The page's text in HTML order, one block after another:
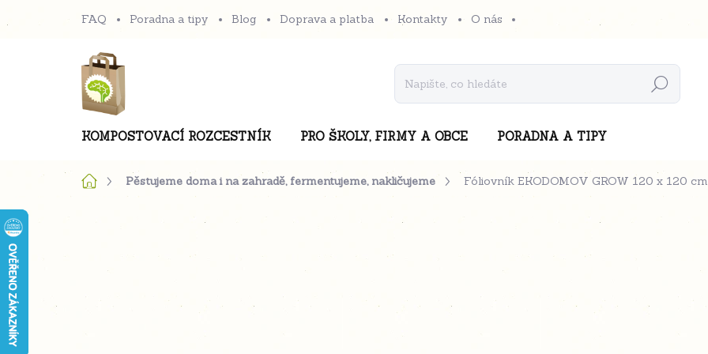
na
FAQ Poradna a tipy Blog Doprava a platba Kontakty O nás
Hledat
KOMPOSTOVACÍ ROZCESTNÍK PRO ŠKOLY, FIRMY A OBCE PORADNA A TIPY
DomůPěstujeme doma i na zahradě, fermentujeme, nakličujeme Fóliovník EKODOMOV GROW 120 x 120 cm